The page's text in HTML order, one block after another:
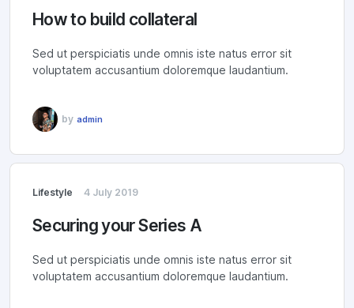
How to build collateral
Sed ut perspiciatis unde omnis iste natus error sit
voluptatem accusantium doloremque laudantium.
by admin
Lifestyle 4 July 2019
Securing your Series A
Sed ut perspiciatis unde omnis iste natus error sit
voluptatem accusantium doloremque laudantium.